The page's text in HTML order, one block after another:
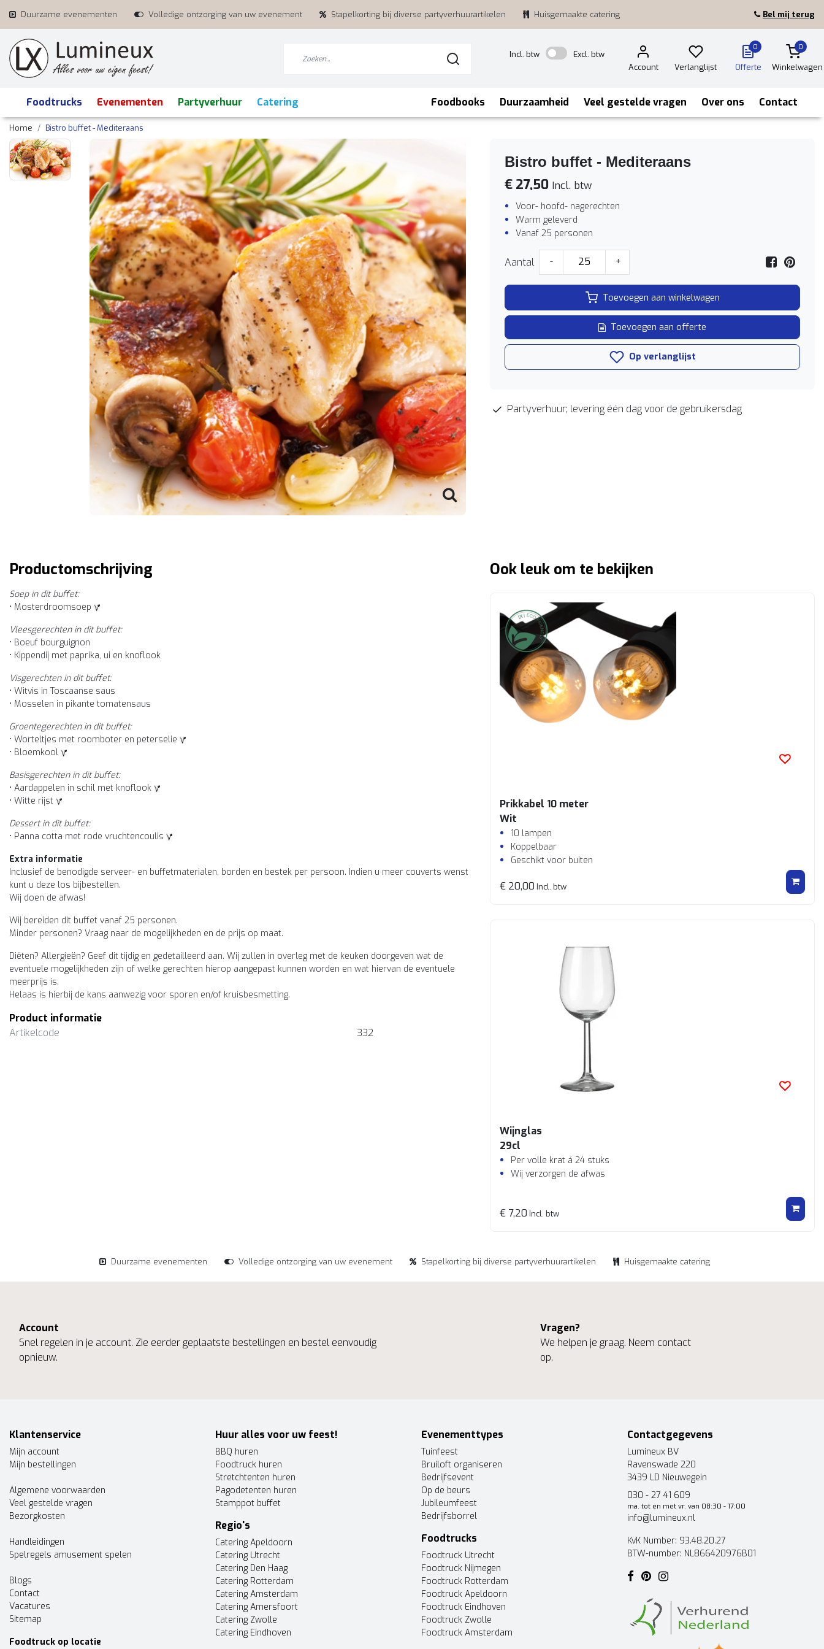
Duurzame evenementen Volledige ontzorging van uw evenement Stapelkorting bij diverse partyverhuurartikelen Huisgemaakte catering Bel mij terug
Incl. btw
Excl. btw
Account
Verlanglijst
0
Offerte
0
Winkelwagen
Foodtrucks Evenementen Partyverhuur Catering Foodbooks Duurzaamheid Veel gestelde vragen Over ons Contact
Home Bistro buffet - Mediteraans
Bistro buffet - Mediteraans
€ 27,50 Incl. btw
Voor- hoofd- nagerechten
Warm geleverd
Vanaf 25 personen
Aantal - +
Toevoegen aan winkelwagen
Toevoegen aan offerte
Op verlanglijst
Partyverhuur; levering één dag voor de gebruikersdag
Productomschrijving
Soep in dit buffet:
• Mosterdroomsoep
Vleesgerechten in dit buffet:
• Boeuf bourguignon
• Kippendij met paprika, ui en knoflook
Visgerechten in dit buffet:
• Witvis in Toscaanse saus
• Mosselen in pikante tomatensaus
Groentegerechten in dit buffet:
• Worteltjes met roomboter en peterselie
• Bloemkool
Basisgerechten in dit buffet:
• Aardappelen in schil met knoflook
• Witte rijst
Dessert in dit buffet:
• Panna cotta met rode vruchtencoulis
Extra informatie
Inclusief de benodigde serveer- en buffetmaterialen, borden en bestek per persoon. Indien u meer couverts wenst
kunt u deze los bijbestellen.
Wij doen de afwas!
Wij bereiden dit buffet vanaf 25 personen.
Minder personen? Vraag naar de mogelijkheden en de prijs op maat.
Diëten? Allergieën? Geef dit tijdig en gedetailleerd aan. Wij zullen in overleg met de keuken doorgeven wat de
eventuele mogelijkheden zijn of welke gerechten hierop aangepast kunnen worden en wat hiervan de eventuele
meerprijs is.
Helaas is hierbij de kans aanwezig voor sporen en/of kruisbesmetting.
Product informatie
Artikelcode
332
Ook leuk om te bekijken
Prikkabel 10 meter
Wit
10 lampen
Koppelbaar
Geschikt voor buiten
€ 20,00 Incl. btw
Wijnglas
29cl
Per volle krat á 24 stuks
Wij verzorgen de afwas
€ 7,20 Incl. btw
Duurzame evenementen Volledige ontzorging van uw evenement Stapelkorting bij diverse partyverhuurartikelen Huisgemaakte catering
Account
Snel regelen in je account. Zie eerder geplaatste bestellingen en bestel eenvoudig
opnieuw.
Vragen?
We helpen je graag. Neem contact
op.
Klantenservice
Mijn account
Mijn bestellingen
Algemene voorwaarden
Veel gestelde vragen
Bezorgkosten
Handleidingen
Spelregels amusement spelen
Blogs
Contact
Vacatures
Sitemap
Foodtruck op locatie
Huur alles voor uw feest!
BBQ huren
Foodtruck huren
Stretchtenten huren
Pagodetenten huren
Stamppot buffet
Regio's
Catering Apeldoorn
Catering Utrecht
Catering Den Haag
Catering Rotterdam
Catering Amsterdam
Catering Amersfoort
Catering Zwolle
Catering Eindhoven
Evenementtypes
Tuinfeest
Bruiloft organiseren
Bedrijfsevent
Op de beurs
Jubileumfeest
Bedrijfsborrel
Foodtrucks
Foodtruck Utrecht
Foodtruck Nijmegen
Foodtruck Rotterdam
Foodtruck Apeldoorn
Foodtruck Eindhoven
Foodtruck Zwolle
Foodtruck Amsterdam
Contactgegevens
Lumineux BV
Ravenswade 220
3439 LD Nieuwegein
030 - 27 41 609
ma. tot en met vr. van 08:30 - 17:00
info@lumineux.nl
KvK Number: 93.48.20.27
BTW-number: NL866420976B01